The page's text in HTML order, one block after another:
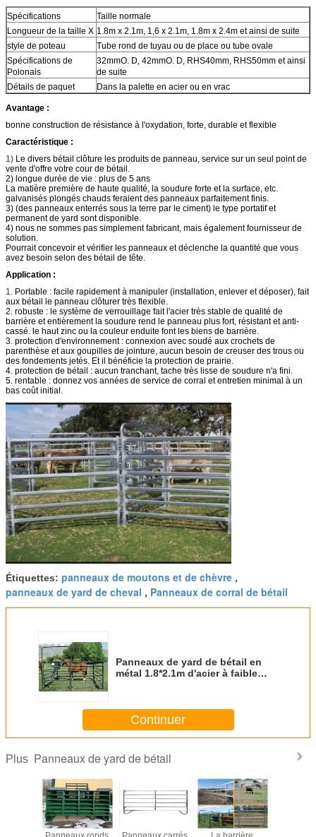
Spécifications
Taille normale
Longueur de la taille X 1.8m x 2.1m, 1,6 x 2.1m, 1.8m x 2.4m et ainsi de suite
style de poteau
Tube rond de tuyau ou de place ou tube ovale
Spécifications de
Polonais
32mmO. D, 42mmO. D, RHS40mm, RHS50mm et ainsi
de suite
Détails de paquet
Dans la palette en acier ou en vrac
Avantage :
bonne construction de résistance à l'oxydation, forte, durable et flexible
Caractéristique :
1) Le divers bétail clôture les produits de panneau, service sur un seul point de
vente d'offre votre cour de bétail.
2) longue durée de vie : plus de 5 ans
La matière première de haute qualité, la soudure forte et la surface, etc.
galvanisés plongés chauds feraient des panneaux parfaitement finis.
3) (des panneaux enterrés sous la terre par le ciment) le type portatif et
permanent de yard sont disponible.
4) nous ne sommes pas simplement fabricant, mais également fournisseur de
solution.
Pourrait concevoir et vérifier les panneaux et déclenche la quantité que vous
avez besoin selon des bétail de tête.
Application :
1. Portable : facile rapidement à manipuler (installation, enlever et déposer), fait
aux bétail le panneau clôturer très flexible.
2. robuste : le système de verrouillage fait l'acier très stable de qualité de
barrière et entièrement la soudure rend le panneau plus fort, résistant et anti-
cassé. le haut zinc ou la couleur enduite font les biens de barrière.
3. protection d'environnement : connexion avec soudé aux crochets de
parenthèse et aux goupilles de jointure, aucun besoin de creuser des trous ou
des fondements jetés. Et il bénéficie la protection de prairie.
4. protection de bétail : aucun tranchant, tache très lisse de soudure n'a fini.
5. rentable : donnez vos années de service de corral et entretien minimal à un
bas coût initial.
Étiquettes: panneaux de moutons et de chèvre ,
panneaux de yard de cheval , Panneaux de corral de bétail
Panneaux de yard de bétail en
métal 1.8*2.1m d'acier à faible
Continuer
Plus Panneaux de yard de bétail